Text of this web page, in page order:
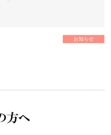
お知らせ